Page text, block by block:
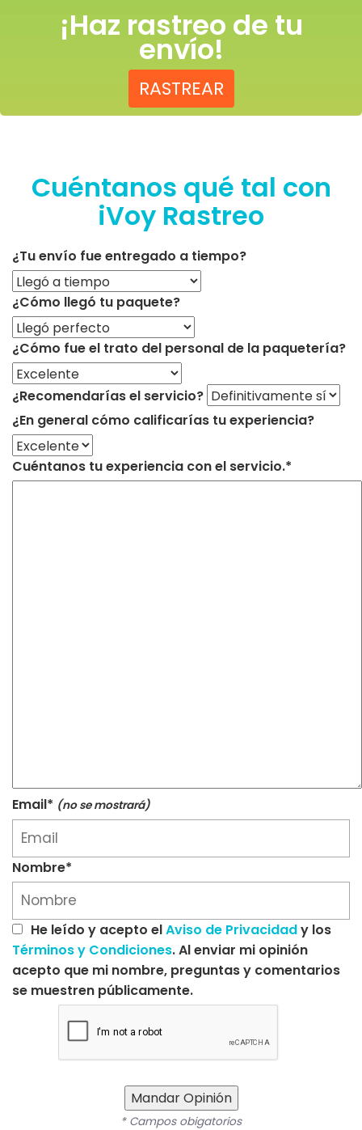
¡Haz rastreo de tu
envío!
RASTREAR
Cuéntanos qué tal con
iVoy Rastreo
¿Tu envío fue entregado a tiempo?
¿Cómo llegó tu paquete?
¿Cómo fue el trato del personal de la paquetería?
¿Recomendarías el servicio?
¿En general cómo calificarías tu experiencia?
Cuéntanos tu experiencia con el servicio.*
Email* (no se mostrará)
Nombre*
He leído y acepto elAviso de Privacidady los
Términos y Condiciones. Al enviar mi opinión
acepto que mi nombre, preguntas y comentarios
se muestren públicamente.
Mandar Opinión
* Campos obigatorios